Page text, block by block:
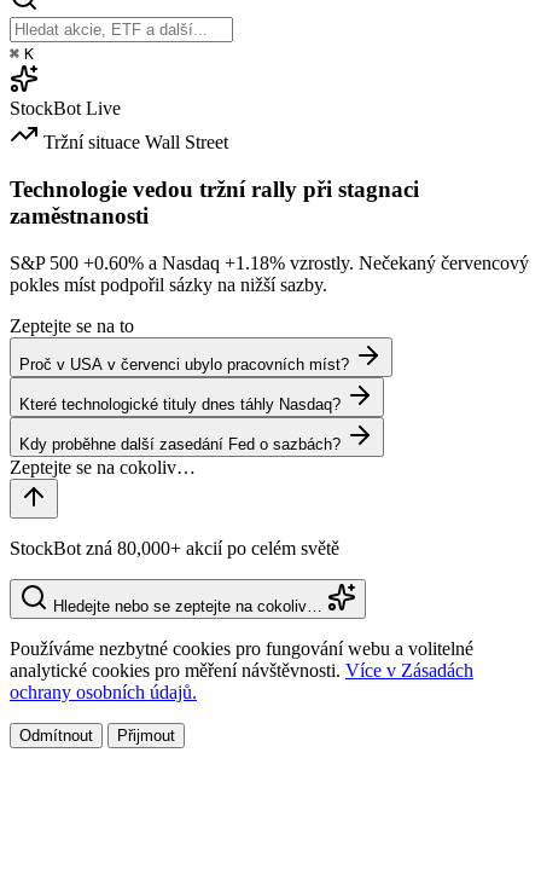
⌘ K
StockBot Live
Tržní situace Wall Street
Technologie vedou tržní rally při stagnaci
zaměstnanosti
S&P 500 +0.60% a Nasdaq +1.18% vzrostly. Nečekaný červencový
pokles míst podpořil sázky na nižší sazby.
Zeptejte se na to
Proč v USA v červenci ubylo pracovních míst?
Které technologické tituly dnes táhly Nasdaq?
Kdy proběhne další zasedání Fed o sazbách?
StockBot zná 80,000+ akcií po celém světě
Hledejte nebo se zeptejte na cokoliv…
Používáme nezbytné cookies pro fungování webu a volitelné
analytické cookies pro měření návštěvnosti. Více v Zásadách
ochrany osobních údajů.
Odmítnout Přijmout